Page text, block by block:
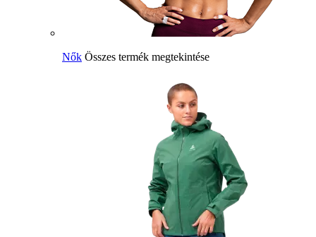
Nők Összes termék megtekintése